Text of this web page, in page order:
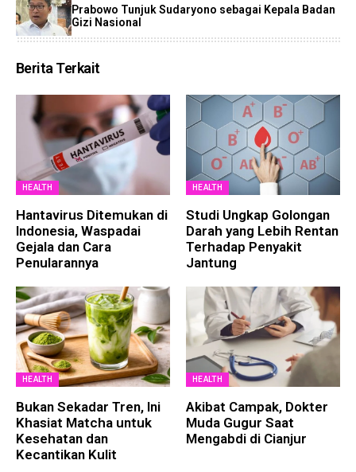
Prabowo Tunjuk Sudaryono sebagai Kepala Badan
Gizi Nasional
Berita Terkait
HEALTH
Hantavirus Ditemukan di
Indonesia, Waspadai
Gejala dan Cara
Penularannya
HEALTH
Studi Ungkap Golongan
Darah yang Lebih Rentan
Terhadap Penyakit
Jantung
HEALTH
Bukan Sekadar Tren, Ini
Khasiat Matcha untuk
Kesehatan dan
Kecantikan Kulit
HEALTH
Akibat Campak, Dokter
Muda Gugur Saat
Mengabdi di Cianjur